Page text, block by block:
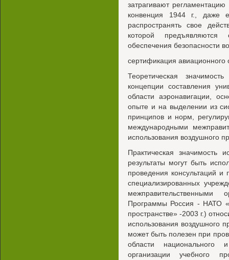
затрагивают
конвенция 1944 г., даже
распространять свое
которой
обеспечения безопасности
сертификация авиационного
Теоретическая
концепции составления
области аэронавигации,
опыте и на выделении из
принципов и норм,
международными
использования воздушного
Практическая значимость
результаты могут быть
проведения консультаций и
специализированных
Программы Россия - НАТО
пространстве» -2003 г.)
использования воздушного
может быть полезен при
области национального
организации учебного